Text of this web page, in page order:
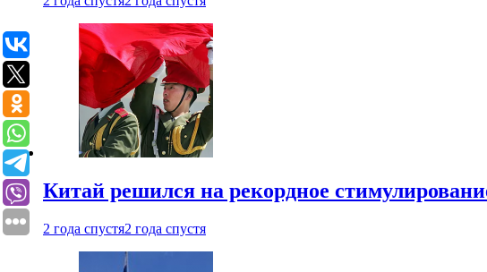
Китай решился на рекордное
2 года спустя2 года спустя